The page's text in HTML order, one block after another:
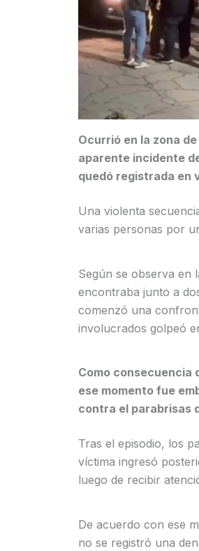
Ocurrió en la zona
aparente incidente
quedó registrada en
Una violenta
varias personas por
Según se observa en
encontraba junto a
comenzó una
involucrados golpeó
Como consecuencia
ese momento fue
contra el parabrisas
Tras el episodio, los
víctima ingresó
luego de recibir
De acuerdo con ese
no se registró una